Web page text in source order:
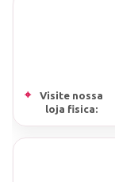
⌖
Visite nossa
loja fisica: